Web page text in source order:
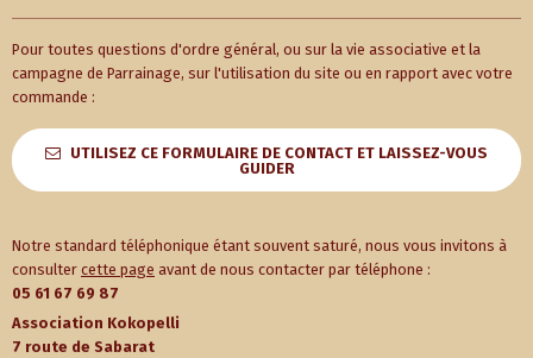
Pour toutes questions d'ordre général, ou sur la vie associative et la
campagne de Parrainage, sur l'utilisation du site ou en rapport avec votre
commande :
UTILISEZ CE FORMULAIRE DE CONTACT ET LAISSEZ-VOUS
GUIDER
Notre standard téléphonique étant souvent saturé, nous vous invitons à
consulter cette page avant de nous contacter par téléphone :
05 61 67 69 87
Association Kokopelli
7 route de Sabarat